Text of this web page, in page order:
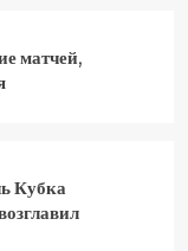
матчей,
Кубка